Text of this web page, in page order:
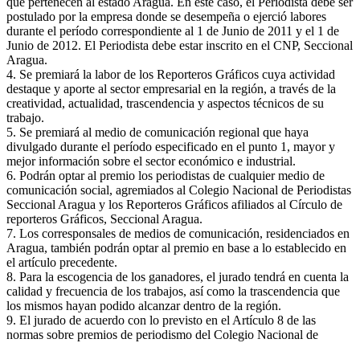
postulado por la empresa donde se desempeña o ejerció labores
durante el período correspondiente al 1 de Junio de 2011 y el 1 de
Junio de 2012. El Periodista debe estar inscrito en el CNP, Seccional
Aragua.
4. Se premiará la labor de los Reporteros Gráficos cuya actividad
destaque y aporte al sector empresarial en la región, a través de la
creatividad, actualidad, trascendencia y aspectos técnicos de su
trabajo.
5. Se premiará al medio de comunicación regional que haya
divulgado durante el período especificado en el punto 1, mayor y
mejor información sobre el sector económico e industrial.
6. Podrán optar al premio los periodistas de cualquier medio de
comunicación social, agremiados al Colegio Nacional de Periodistas
Seccional Aragua y los Reporteros Gráficos afiliados al Círculo de
reporteros Gráficos, Seccional Aragua.
7. Los corresponsales de medios de comunicación, residenciados en
Aragua, también podrán optar al premio en base a lo establecido en
el artículo precedente.
8. Para la escogencia de los ganadores, el jurado tendrá en cuenta la
calidad y frecuencia de los trabajos, así como la trascendencia que
los mismos hayan podido alcanzar dentro de la región.
9. El jurado de acuerdo con lo previsto en el Artículo 8 de las
normas sobre premios de periodismo del Colegio Nacional de